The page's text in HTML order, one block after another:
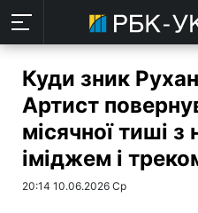
Куди зник
Артист
місячної тиші з
іміджем і
20:14 10.06.2026 Ср